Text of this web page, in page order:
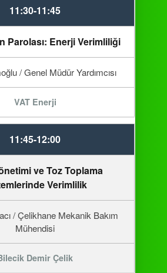
11:30-11:45
Parolası: Enerji Verimliliği
/ Genel Müdür Yardımcısı
VAT Enerji
11:45-12:00
ve Toz Toplama
Verimlilik
/ Çelikhane Mekanik Bakım
Mühendisi
Demir Çelik